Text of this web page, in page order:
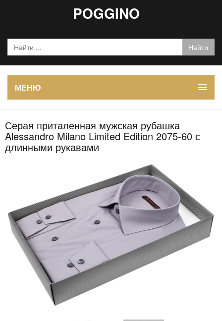
POGGINO
МЕНЮ
Серая приталенная мужская рубашка
Alessandro Milano Limited Edition 2075-60 с
длинными рукавами